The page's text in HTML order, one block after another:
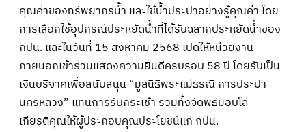
คุณค่าของทรัพยากรน้ำ และใช้น้ำประปาอย่างรู้คุณค่า โดย
การเลือกใช้อุปกรณ์ประหยัดน้ำที่ได้รับฉลากประหยัดน้ำของ
กปน. และในวันที่ 15 สิงหาคม 2568 เปิดให้หน่วยงาน
ภายนอกเข้าร่วมแสดงความยินดีครบรอบ 58 ปี โดยรับเป็น
เงินบริจาคเพื่อสนับสนุน “มูลนิธิพระแม่ธรณี การประปา
นครหลวง” แทนการรับกระเช้า รวมทั้งจัดพิธีมอบโล่
เกียรติคุณให้ผู้ประกอบคุณประโยชน์แก่ กปน.